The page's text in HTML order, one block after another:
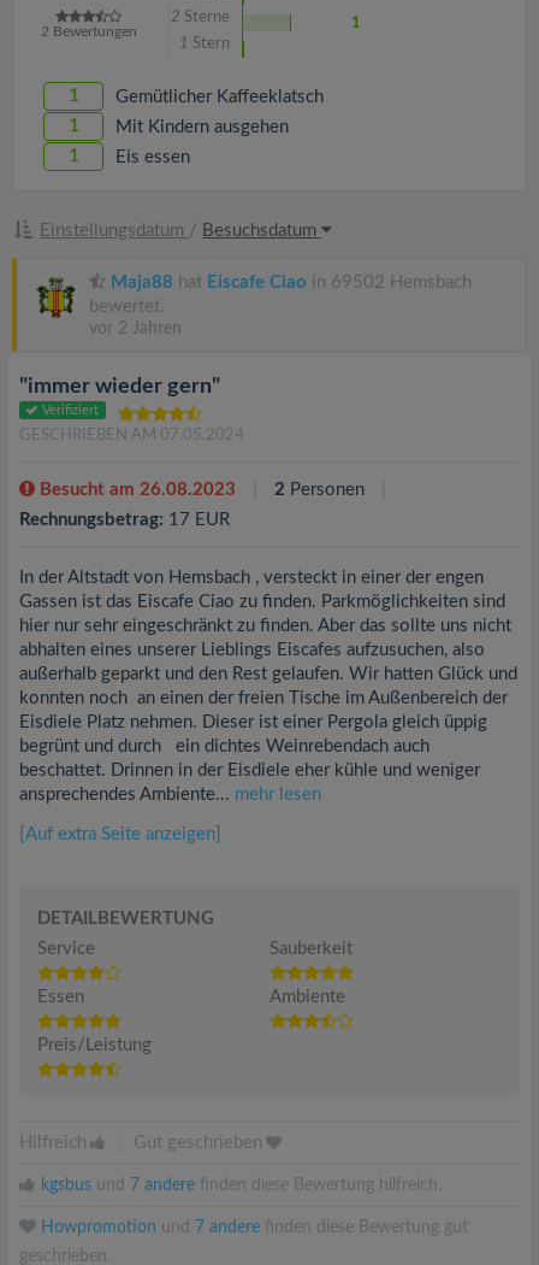
2 Bewertungen
2 Sterne
1
1 Stern
1 Gemütlicher Kaffeeklatsch
1 Mit Kindern ausgehen
1 Eis essen
Einstellungsdatum / Besuchsdatum
Maja88 hat Eiscafe Ciao in 69502 Hemsbach
bewertet.
vor 2 Jahren
"immer wieder gern"
Verifiziert
GESCHRIEBEN AM 07.05.2024
Besucht am 26.08.2023 2 Personen
Rechnungsbetrag: 17 EUR
In der Altstadt von Hemsbach , versteckt in einer der engen
Gassen ist das Eiscafe Ciao zu finden. Parkmöglichkeiten sind
hier nur sehr eingeschränkt zu finden. Aber das sollte uns nicht
abhalten eines unserer Lieblings Eiscafes aufzusuchen, also
außerhalb geparkt und den Rest gelaufen. Wir hatten Glück und
konnten noch an einen der freien Tische im Außenbereich der
Eisdiele Platz nehmen. Dieser ist einer Pergola gleich üppig
begrünt und durch ein dichtes Weinrebendach auch
beschattet. Drinnen in der Eisdiele eher kühle und weniger
ansprechendes Ambiente... mehr lesen
[Auf extra Seite anzeigen]
DETAILBEWERTUNG
Service
Sauberkeit
Essen Ambiente
Preis/Leistung
Hilfreich Gut geschrieben
kgsbus und 7 andere finden diese Bewertung hilfreich.
Howpromotion und 7 andere finden diese Bewertung gut
geschrieben.